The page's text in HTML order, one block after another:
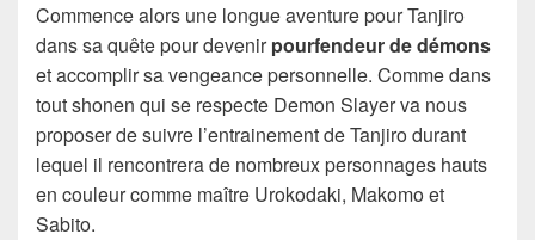
Commence alors une longue aventure pour Tanjiro
dans sa quête pour devenirpourfendeur de démons
et accomplir sa vengeance personnelle. Comme dans
tout shonen qui se respecte Demon Slayer va nous
proposer de suivre l’entrainement de Tanjiro durant
lequel il rencontrera de nombreux personnages hauts
en couleur comme maître Urokodaki, Makomo et
Sabito.